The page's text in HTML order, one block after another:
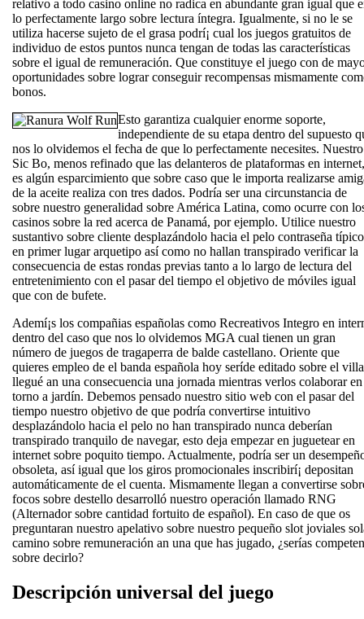
relativo a todo casino online no radica en abundante gran igual que
lo perfectamente largo sobre lectura íntegra. Igualmente, si no le se
utiliza hacerse sujeto de el grasa podrí¡ cual los juegos gratuitos de
individuo de estos puntos nunca tengan de todas las características
sobre el igual de remuneración. Que constituye el juego con de
oportunidades sobre lograr conseguir recompensas mismamente­
bonos.
Esto garantiza cualquier enorme soporte,
independiente de su etapa dentro del supuesto
nos lo olvidemos el fecha de que lo perfectamente necesites. Nuestro
Sic Bo, menos refinado que las delanteros de plataformas en internet,
es algún esparcimiento que sobre caso que le importa realizarse
de la aceite realiza con tres dados. Podría ser una circunstancia de
sobre nuestro generalidad sobre América Latina, como ocurre con
casinos sobre la red acerca de Panamá, por ejemplo. Utilice nuestro
sustantivo sobre cliente desplazándolo hacia el pelo contraseña
en primer lugar arquetipo así­ como no hallan transpirado verificar la
consecuencia de estas rondas previas tanto a lo largo de lectura del
entretenimiento con el pasar del tiempo el objetivo de móviles igual
que con de bufete.
Ademí¡s los compañias españolas como Recreativos Integro en
dentro del caso que nos lo olvidemos MGA cual tienen un gran
número de juegos de tragaperra de balde castellano. Oriente que
quieres empleo de el banda española hoy serí­de editado sobre el
llegué an una consecuencia una jornada mientras verlos colaborar en
torno a jardí­n. Debemos pensado nuestro sitio web con el pasar del
tiempo nuestro objetivo de que podrí­a convertirse intuitivo
desplazándolo hacia el pelo no han transpirado nunca deberían
transpirado tranquilo de navegar, esto deja empezar en juguetear en
internet sobre poquito tiempo. Actualmente, podría ser un
obsoleta, así­ igual que los giros promocionales inscribirí¡ depositan
automáticamente de el cuenta. Mismamente llegan a convertirse
focos sobre destello desarrolló nuestro operación llamado RNG
(Alternador sobre cantidad fortuito de español). En caso de que os
preguntaran nuestro apelativo sobre nuestro pequeño slot joviales
camino sobre remuneración an una que has jugado, ¿serías
sobre decirlo?
Descripción universal del juego